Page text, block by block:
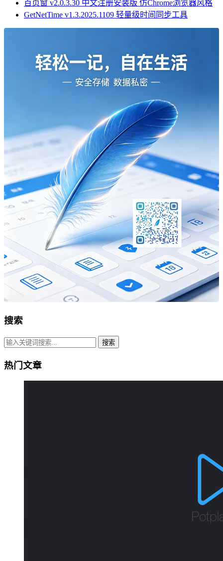
百页窗 v2.0.3.30 中文注册安装版 仿Chrome浏览器风格
GetNetTime v1.3.2025.1109 轻量级时间同步工具
搜索
搜索
热门文章